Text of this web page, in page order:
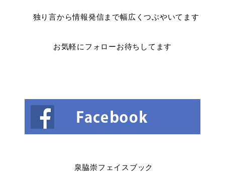
独り言から情報発信まで幅広くつぶやいてます
お気軽にフォローお待ちしてます
泉脇崇フェイスブック